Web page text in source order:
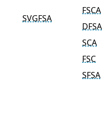
SVGFSA
FSCA
DFSA
SCA
FSC
SFSA